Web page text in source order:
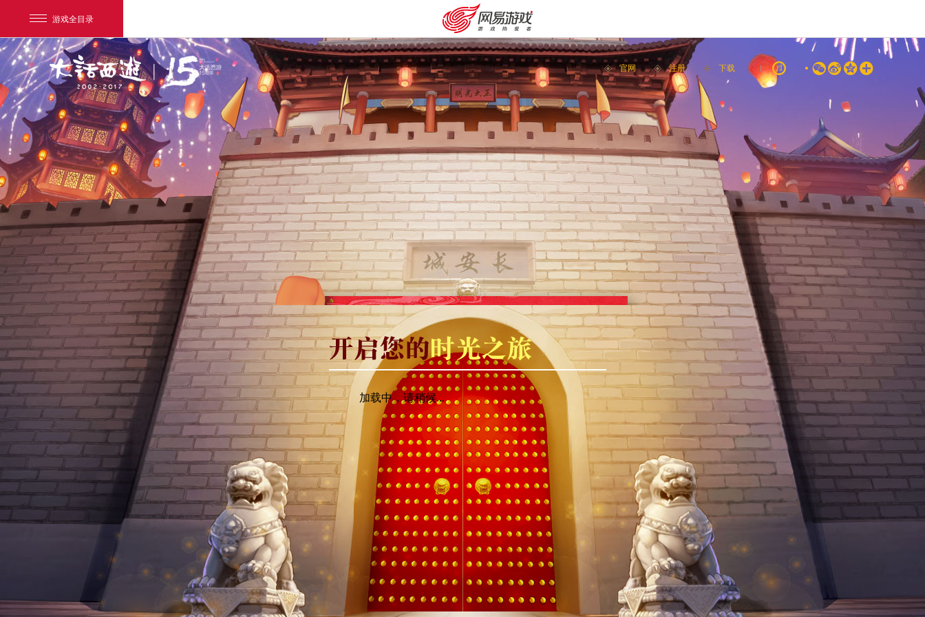
游戏全目录
网易游戏
游戏爱好者
我的足迹： 大话2经典版
购卡充值 客服中心
官网 注册 下载  
加载中，请稍候...